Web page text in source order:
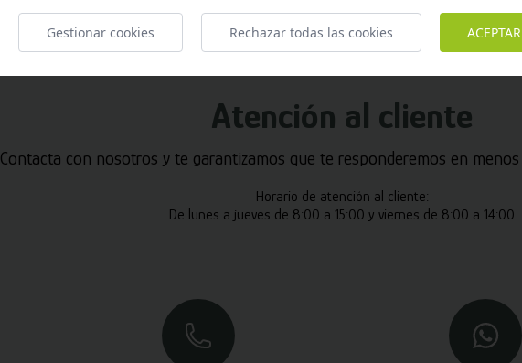
Atención al cliente
Contacta con nosotros y te garantizamos que te responderemos en menos
Horario de atención al cliente:
De lunes a jueves de 8:00 a 15:00 y viernes de 8:00 a 14:00
Gestionar cookies Rechazar todas las cookies